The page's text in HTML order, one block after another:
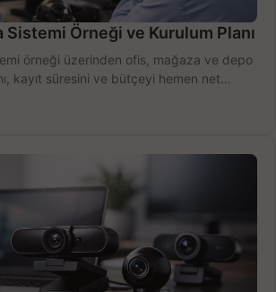
Sistemi Örneği ve Kurulum Planı
örneği üzerinden ofis, mağaza ve depo
kayıt süresini ve bütçeyi hemen net